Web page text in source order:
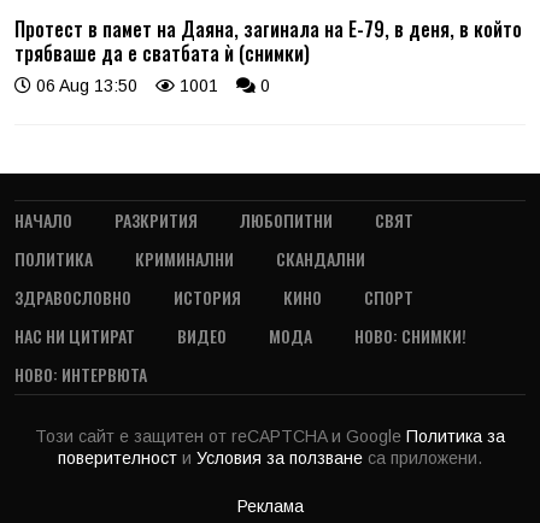
Протест в памет на Даяна, загинала на Е-79, в деня, в който
трябваше да е сватбата ѝ (снимки)
06 Aug 13:50 1001 0
НАЧАЛО РАЗКРИТИЯ ЛЮБОПИТНИ
СВЯТ
ПОЛИТИКА
КРИМИНАЛНИ
СКАНДАЛНИ
ЗДРАВОСЛОВНО
ИСТОРИЯ КИНО
СПОРТ
НАС НИ ЦИТИРАТ
ВИДЕО МОДА
НОВО: СНИМКИ!
НОВО: ИНТЕРВЮТА
Този сайт е защитен от reCAPTCHA и Google Политика за
поверителност и Условия за ползване са приложени.
Реклама